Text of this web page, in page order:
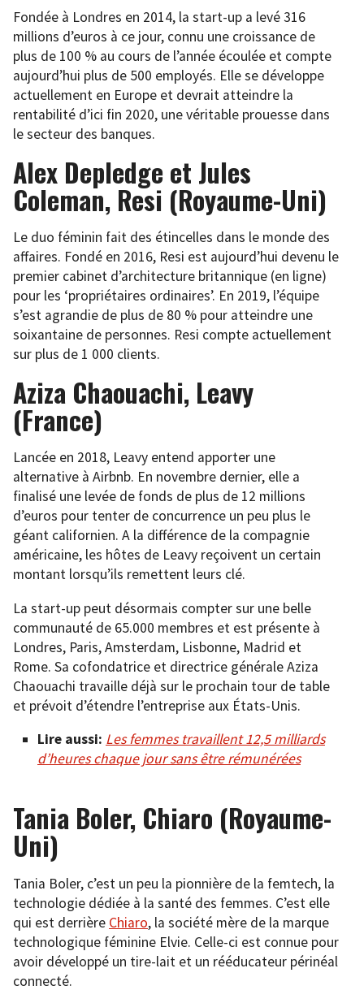
Fondée à Londres en 2014, la start-up a levé 316
millions d’euros à ce jour, connu une croissance de
plus de 100 % au cours de l’année écoulée et compte
aujourd’hui plus de 500 employés. Elle se développe
actuellement en Europe et devrait atteindre la
rentabilité d’ici fin 2020, une véritable prouesse dans
le secteur des banques.
Alex Depledge et Jules
Coleman, Resi (Royaume-Uni)
Le duo féminin fait des étincelles dans le monde des
affaires. Fondé en 2016, Resi est aujourd’hui devenu le
premier cabinet d’architecture britannique (en ligne)
pour les ‘propriétaires ordinaires’. En 2019, l’équipe
s’est agrandie de plus de 80 % pour atteindre une
soixantaine de personnes. Resi compte actuellement
sur plus de 1 000 clients.
Aziza Chaouachi, Leavy
(France)
Lancée en 2018, Leavy entend apporter une
alternative à Airbnb. En novembre dernier, elle a
finalisé une levée de fonds de plus de 12 millions
d’euros pour tenter de concurrence un peu plus le
géant californien. A la différence de la compagnie
américaine, les hôtes de Leavy reçoivent un certain
montant lorsqu’ils remettent leurs clé.
La start-up peut désormais compter sur une belle
communauté de 65.000 membres et est présente à
Londres, Paris, Amsterdam, Lisbonne, Madrid et
Rome. Sa cofondatrice et directrice générale Aziza
Chaouachi travaille déjà sur le prochain tour de table
et prévoit d’étendre l’entreprise aux États-Unis.
Lire aussi: Les femmes travaillent 12,5 milliards
d’heures chaque jour sans être rémunérées
Tania Boler, Chiaro (Royaume-
Uni)
Tania Boler, c’est un peu la pionnière de la femtech, la
technologie dédiée à la santé des femmes. C’est elle
qui est derrière Chiaro, la société mère de la marque
technologique féminine Elvie. Celle-ci est connue pour
avoir développé un tire-lait et un rééducateur périnéal
connecté.